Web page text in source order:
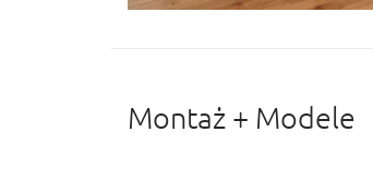
Montaż + Modele